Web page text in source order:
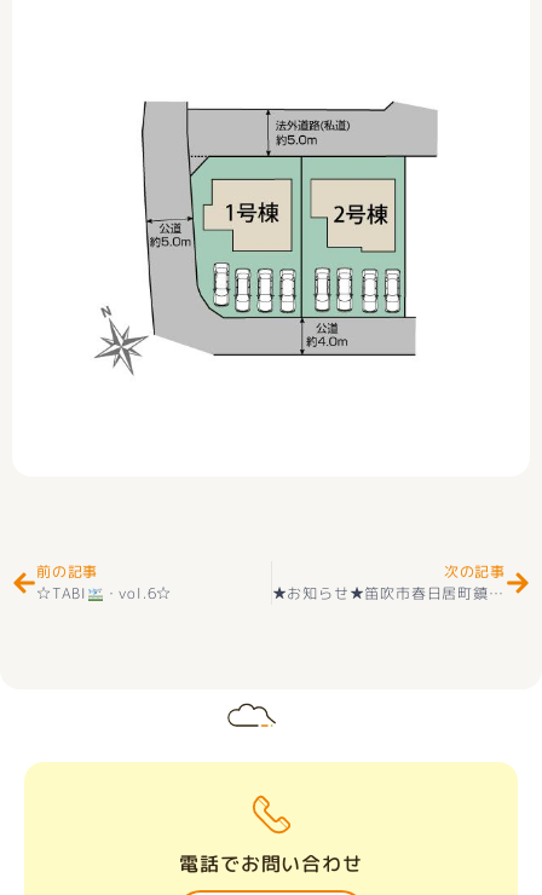
前の記事
☆TABI
・vol.6☆
次の記事
★お知らせ★笛吹市春日居町鎮目 第2期 全２棟 新築建売住宅 好評販売中(^^♪
電話でお問い合わせ